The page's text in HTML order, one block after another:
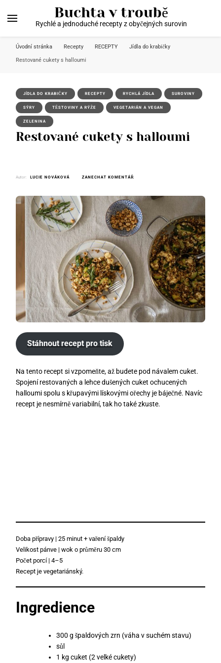
Buchta v troubě
Rychlé a jednoduché recepty z obyčejných surovin
Úvodní stránka Recepty RECEPTY Jídla do krabičky
Restované cukety s halloumi
JÍDLA DO KRABIČKY RECEPTY RYCHLÁ JÍDLA SUROVINY
SÝRY TĚSTOVINY A RÝŽE VEGETARIÁN A VEGAN
ZELENINA
Restované cukety s halloumi
Autor: LUCIE NOVÁKOVÁ ZANECHAT KOMENTÁŘ
S HALLOUMI
Stáhnout recept pro tisk
Na tento recept si vzpomeňte, až budete pod návalem cuket.
Spojení restovaných a lehce dušených cuket ochucených
halloumi spolu s křupavými lískovými ořechy je báječné. Navíc
recept je nesmírně variabilní, tak ho také zkuste.
Doba přípravy | 25 minut + vaření špaldy
Velikost pánve | wok o průměru 30 cm
Počet porcí | 4–5
Recept je vegetariánský.
Ingredience
300 g špaldových zrn (váha v suchém stavu)
sůl
1 kg cuket (2 velké cukety)